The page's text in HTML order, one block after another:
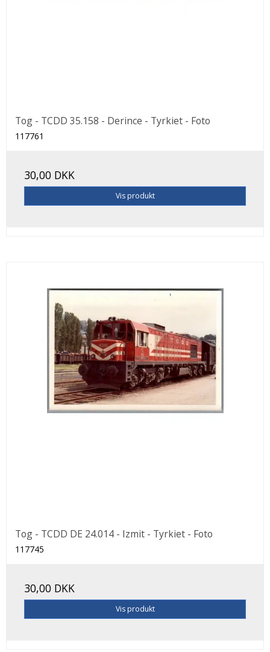
Tog - TCDD 35.158 - Derince - Tyrkiet - Foto
117761
30,00 DKK
Vis produkt
Tog - TCDD DE 24.014 - Izmit - Tyrkiet - Foto
117745
30,00 DKK
Vis produkt